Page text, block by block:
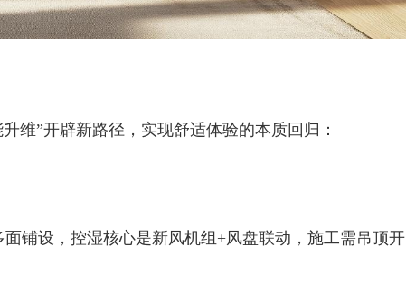
维”开辟新路径，实现舒适体验的本质回归：
铺设，控湿核心是新风机组+风盘联动，施工需吊顶开